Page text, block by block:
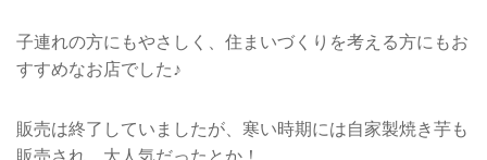
子連れの方にもやさしく、住まいづくりを考える方にもお
すすめなお店でした♪
販売は終了していましたが、寒い時期には自家製焼き芋も
販売され、大人気だったとか！